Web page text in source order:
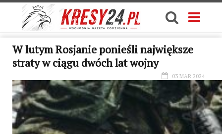
W lutym Rosjanie ponieśli największe
straty w ciągu dwóch lat wojny
03 MAR 2024